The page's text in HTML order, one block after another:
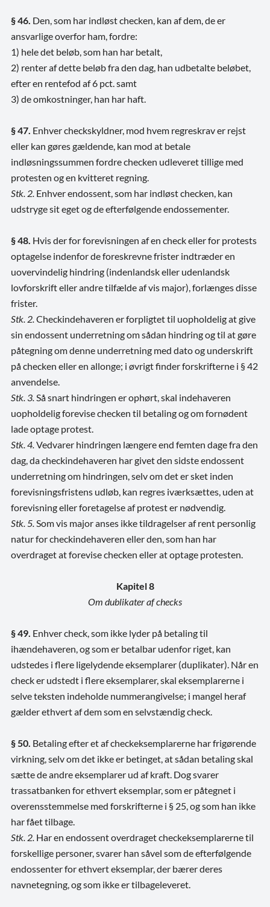
§ 46. Den, som har indløst checken, kan af dem, de er
ansvarlige overfor ham, fordre:
1) hele det beløb, som han har betalt,
2) renter af dette beløb fra den dag, han udbetalte beløbet,
efter en rentefod af 6 pct. samt
3) de omkostninger, han har haft.
§ 47. Enhver checkskyldner, mod hvem regreskrav er rejst
eller kan gøres gældende, kan mod at betale
indløsningssummen fordre checken udleveret tillige med
protesten og en kvitteret regning.
Stk. 2. Enhver endossent, som har indløst checken, kan
udstryge sit eget og de efterfølgende endossementer.
§ 48. Hvis der for forevisningen af en check eller for protests
optagelse indenfor de foreskrevne frister indtræder en
uovervindelig hindring (indenlandsk eller udenlandsk
lovforskrift eller andre tilfælde af vis major), forlænges disse
frister.
Stk. 2. Checkindehaveren er forpligtet til uopholdelig at give
sin endossent underretning om sådan hindring og til at gøre
påtegning om denne underretning med dato og underskrift
på checken eller en allonge; i øvrigt finder forskrifterne i § 42
anvendelse.
Stk. 3. Så snart hindringen er ophørt, skal indehaveren
uopholdelig forevise checken til betaling og om fornødent
lade optage protest.
Stk. 4. Vedvarer hindringen længere end femten dage fra den
dag, da checkindehaveren har givet den sidste endossent
underretning om hindringen, selv om det er sket inden
forevisningsfristens udløb, kan regres iværksættes, uden at
forevisning eller foretagelse af protest er nødvendig.
Stk. 5. Som vis major anses ikke tildragelser af rent personlig
natur for checkindehaveren eller den, som han har
overdraget at forevise checken eller at optage protesten.
Kapitel 8
Om dublikater af checks
§ 49. Enhver check, som ikke lyder på betaling til
ihændehaveren, og som er betalbar udenfor riget, kan
udstedes i flere ligelydende eksemplarer (duplikater). Når en
check er udstedt i flere eksemplarer, skal eksemplarerne i
selve teksten indeholde nummerangivelse; i mangel heraf
gælder ethvert af dem som en selvstændig check.
§ 50. Betaling efter et af checkeksemplarerne har frigørende
virkning, selv om det ikke er betinget, at sådan betaling skal
sætte de andre eksemplarer ud af kraft. Dog svarer
trassatbanken for ethvert eksemplar, som er påtegnet i
overensstemmelse med forskrifterne i § 25, og som han ikke
har fået tilbage.
Stk. 2. Har en endossent overdraget checkeksemplarerne til
forskellige personer, svarer han såvel som de efterfølgende
endossenter for ethvert eksemplar, der bærer deres
navnetegning, og som ikke er tilbageleveret.